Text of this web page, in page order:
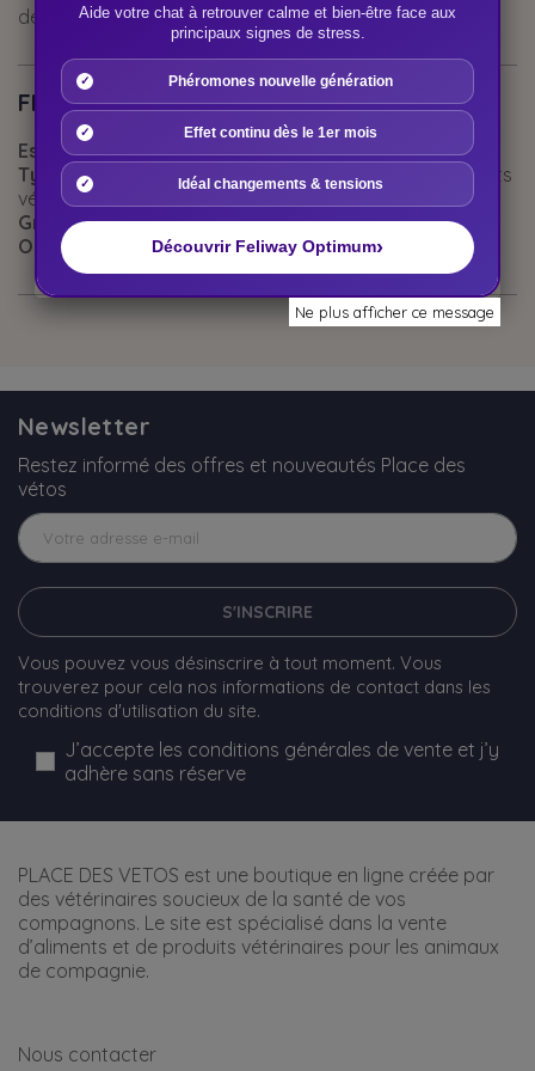
de réponse favorable au zinc.
FICHE TECHNIQUE
Espèces :Chats | Chiens
Type de produits :Compléments nutritionnels | Produits
vétérinaires
Groupe Espèces :Chats | Chiens
Objectifs Santé :Vitamines et minéraux
Newsletter
Restez informé des offres et nouveautés Place des
vétos
S'INSCRIRE
Vous pouvez vous désinscrire à tout moment. Vous
trouverez pour cela nos informations de contact dans les
conditions d'utilisation du site.
J’accepte les conditions générales de vente et j’y
adhère sans réserve
PLACE DES VETOS est une boutique en ligne créée par
des vétérinaires soucieux de la santé de vos
compagnons. Le site est spécialisé dans la vente
d’aliments et de produits vétérinaires pour les animaux
de compagnie.
Nous contacter
Aide votre chat à retrouver calme et bien-être face aux
principaux signes de stress.
Phéromones nouvelle génération
Effet continu dès le 1er mois
Idéal changements & tensions
Découvrir Feliway Optimum›
Ne plus afficher ce message